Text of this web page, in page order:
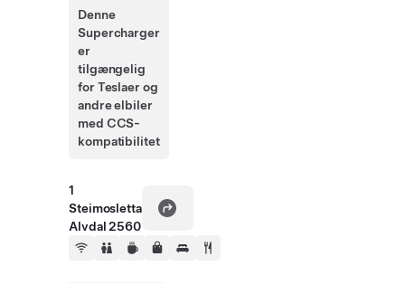
Denne
Supercharger
er
tilgængelig
for Teslaer og
andre elbiler
med CCS-
kompatibilitet
1
Steimosletta
Alvdal 2560